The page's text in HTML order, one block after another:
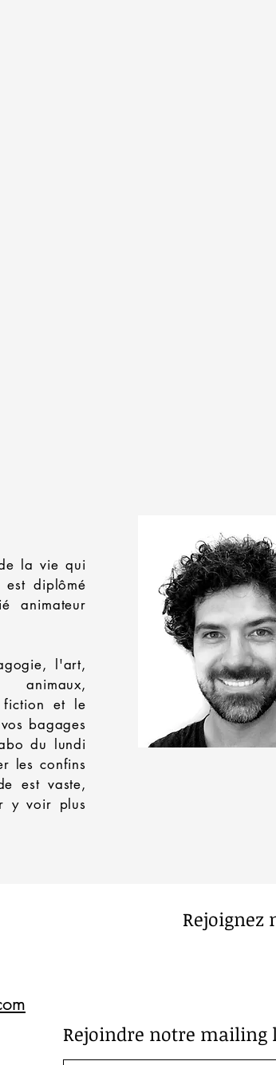
la vie qui
est diplômé
animateur
l'art,
fiction et le
bagages
du lundi
lesconfins
est vaste,
y voir plus
Rejoignez
Rejoindre notre mailing